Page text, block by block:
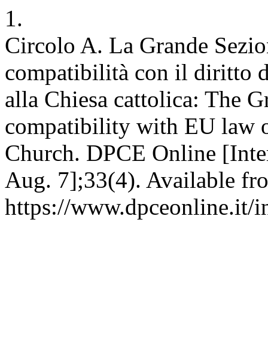
1.
Circolo A. La Grande
compatibilità con il diritto
alla Chiesa cattolica: The
compatibility with EU law
Church. DPCE Online
Aug. 7];33(4). Available
https://www.dpceonline.it/